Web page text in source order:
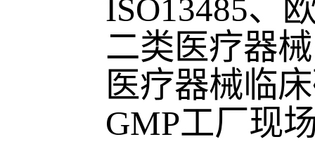
ISO13485、
二类医疗器
医疗器械临
GMP工厂现